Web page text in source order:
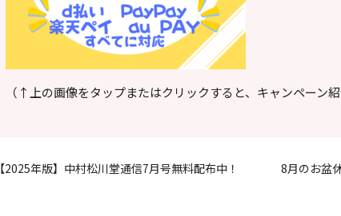
（↑上の画像をタップまたはクリックすると、キャンペーン紹
【2025年版】中村松川堂通信7月号無料配布中！ 8月のお盆